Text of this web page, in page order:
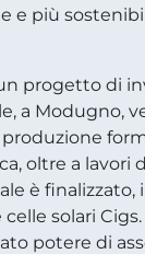
e più
progetto di
a Modugno,
oltre a lavori
è finalizzato,
solari
potere di